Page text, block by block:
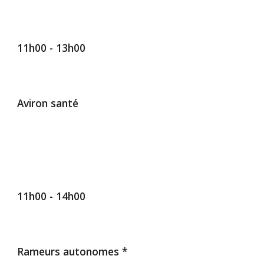
11h00 - 13h00
Aviron santé
1 1h00 - 14h00
Rameurs autonomes *